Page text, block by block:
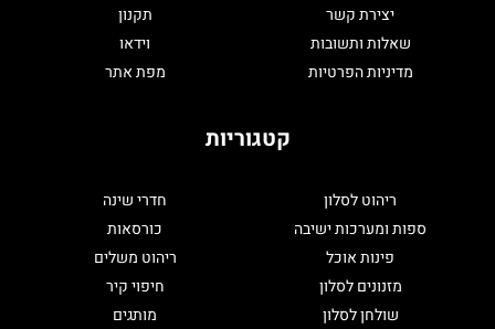
יצירת קשר
שאלות ותשובות
מדיניות הפרטיות
תקנון
וידאו
מפת אתר
קטגוריות
ריהוט לסלון
ספות ומערכות ישיבה
פינות אוכל
מזנונים לסלון
שולחן לסלון
חדרי שינה
כורסאות
ריהוט משלים
חיפוי קיר
מותגים